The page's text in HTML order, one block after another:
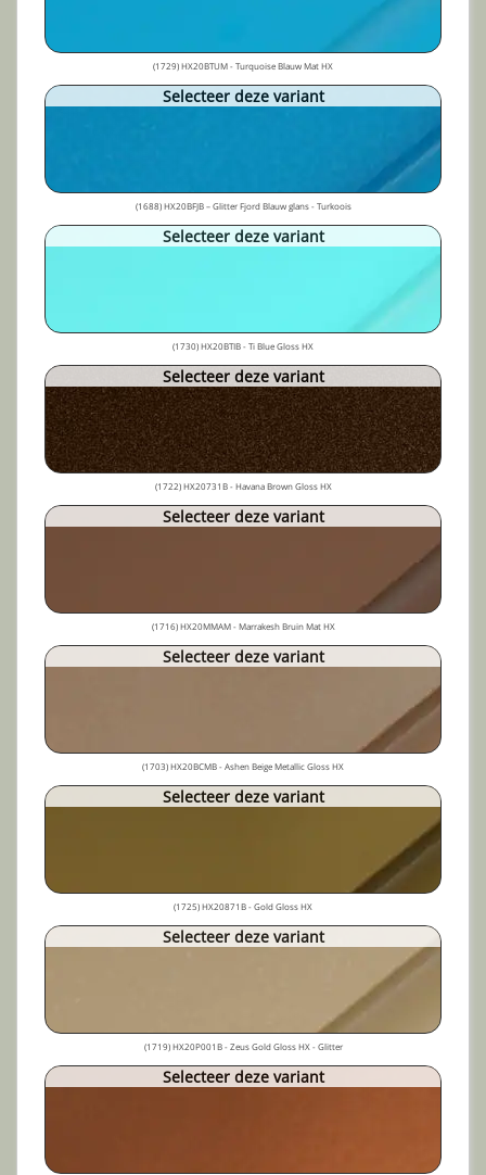
(1729) HX20BTUM - Turquoise Blauw Mat HX
Selecteer deze variant
(1688) HX20BFJB – Glitter Fjord Blauw glans - Turkoois
Selecteer deze variant
(1730) HX20BTIB - Ti Blue Gloss HX
Selecteer deze variant
(1722) HX20731B - Havana Brown Gloss HX
Selecteer deze variant
(1716) HX20MMAM - Marrakesh Bruin Mat HX
Selecteer deze variant
(1703) HX20BCMB - Ashen Beige Metallic Gloss HX
Selecteer deze variant
(1725) HX20871B - Gold Gloss HX
Selecteer deze variant
(1719) HX20P001B - Zeus Gold Gloss HX - Glitter
Selecteer deze variant